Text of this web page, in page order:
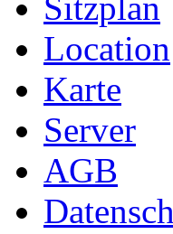
Sitzplan
Location
Karte
Server
AGB